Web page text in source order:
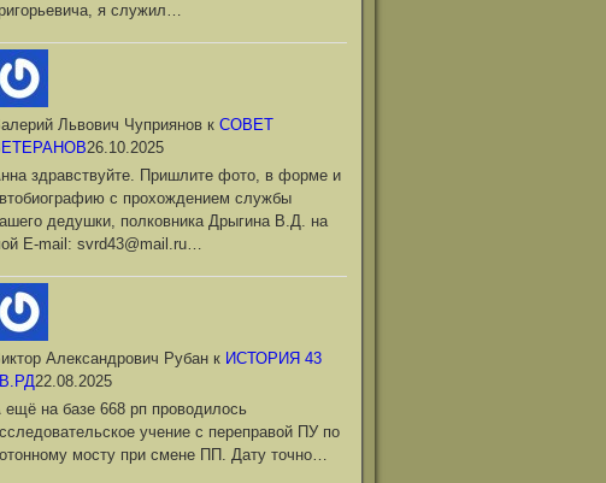
я служил…
Львович Чуприяновк СОВЕТ
26.10.2025
здравствуйте. Пришлите фото, в форме и
с прохождением службы
дедушки, полковника Дрыгина В.Д. на
Е-mail: svrd43@mail.ru…
Александрович Рубанк ИСТОРИЯ 43
22.08.2025
ещё на базе 668 рп проводилось
учение с переправой ПУ по
мосту при смене ПП. Дату точно…